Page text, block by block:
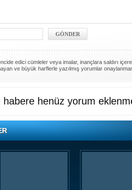
edici cümleler veya imalar, inançlara saldırı
ve büyük harflerle yazılmış yorumlar
habere henüz yorum